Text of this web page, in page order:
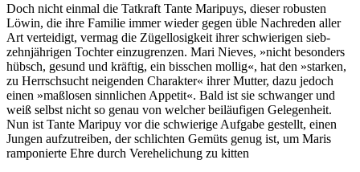
Doch nicht einmal die Tatkraft Tante Maripuys, dieser robusten
Löwin, die ihre Familie immer wieder gegen üble Nachreden aller
Art verteidigt, vermag die Zügel­losig­keit ihrer schwierigen sieb­
zehn­jähri­gen Tochter einzu­grenzen. Mari Nieves, »nicht besonders
hübsch, gesund und kräftig, ein bisschen mollig«, hat den »starken,
zu Herrsch­sucht neigenden Charakter« ihrer Mutter, dazu jedoch
einen »maßlosen sinnlichen Appetit«. Bald ist sie schwanger und
weiß selbst nicht so genau von welcher beiläufigen Gelegenheit.
Nun ist Tante Maripuy vor die schwierige Aufgabe gestellt, einen
Jungen aufzu­treiben, der schlichten Gemüts genug ist, um Maris
ramponierte Ehre durch Verehe­lichung zu kitten